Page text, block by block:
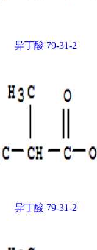
异丁酸 79-31-2
异丁酸 79-31-2